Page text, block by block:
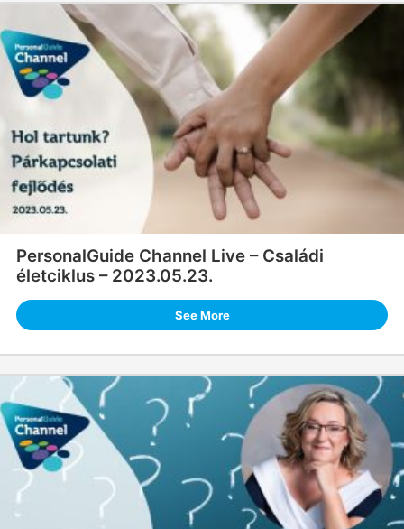
PersonalGuide Channel Live – Családi
életciklus – 2023.05.23.
See More